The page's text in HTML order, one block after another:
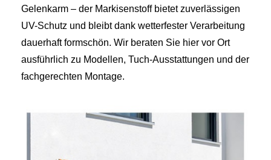
Gelenkarm – der Markisenstoff bietet zuverlässigen
UV-Schutz und bleibt dank wetterfester Verarbeitung
dauerhaft formschön. Wir beraten Sie hier vor Ort
ausführlich zu Modellen, Tuch-Ausstattungen und der
fachgerechten Montage.